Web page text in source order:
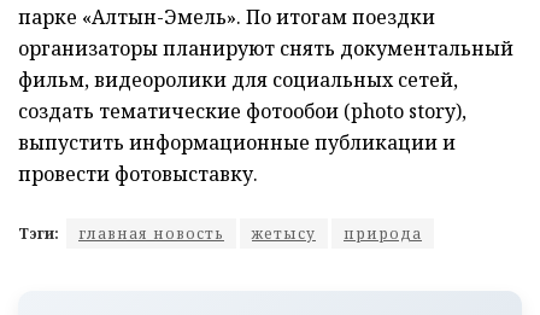
парке «Алтын-Эмель». По итогам поездки
организаторы планируют снять документальный
фильм, видеоролики для социальных сетей,
создать тематические фотообои (photo story),
выпустить информационные публикации и
провести фотовыставку.
Тэги: главная новость жетысу природа